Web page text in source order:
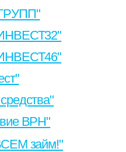
ВРН"
займ!"